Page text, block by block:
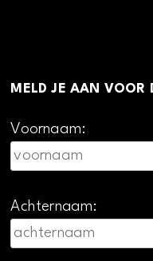
MELD JE AAN VOOR
Voornaam:
Achternaam: